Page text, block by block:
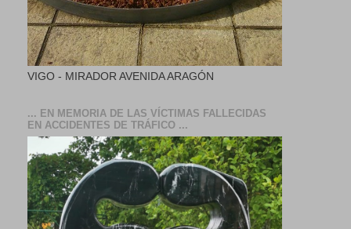
VIGO - MIRADOR AVENIDA ARAGÓN
... EN MEMORIA DE LAS VÍCTIMAS FALLECIDAS
EN ACCIDENTES DE TRÁFICO ...